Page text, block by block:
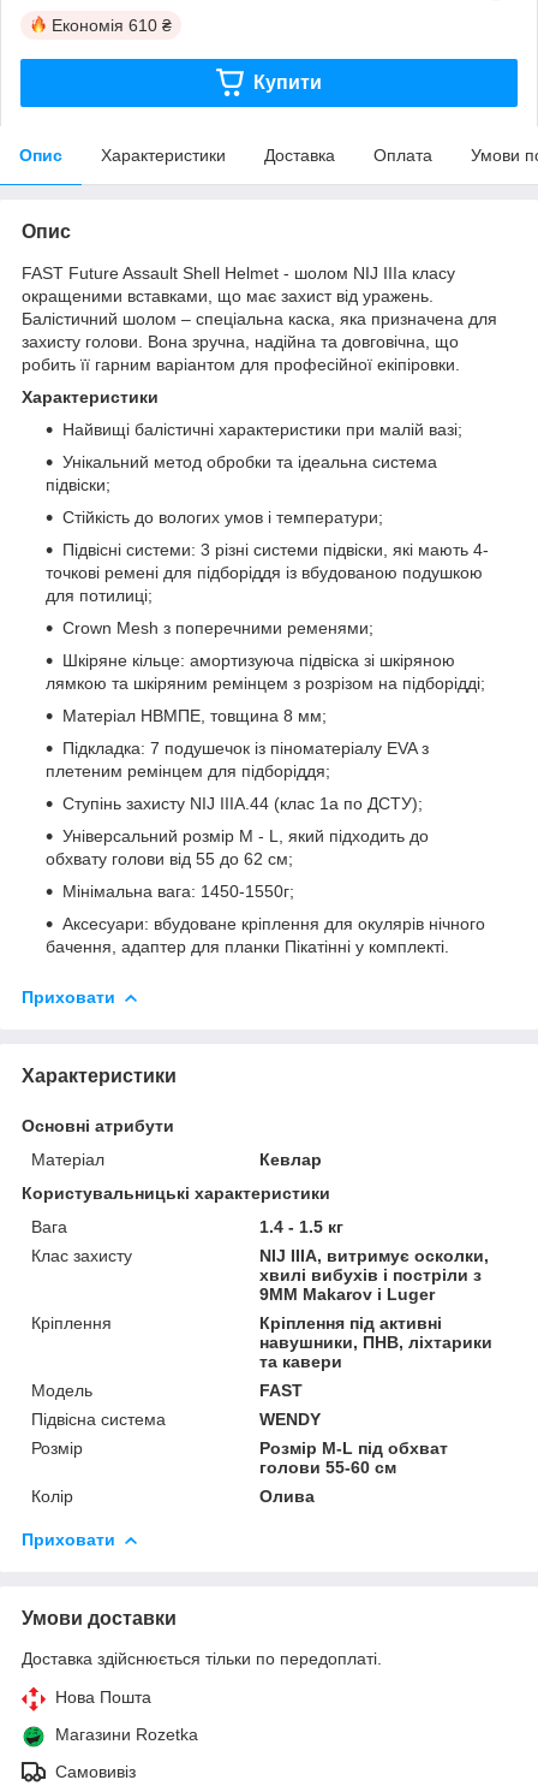
Економія 610 ₴
Купити
Опис Характеристики Доставка Оплата Умови
Опис
FAST Future Assault Shell Helmet - шолом NIJ IIIa класу
окращеними вставками, що має захист від уражень.
Балістичний шолом – спеціальна каска, яка призначена для
захисту голови. Вона зручна, надійна та довговічна, що
робить її гарним варіантом для професійної екіпіровки.
Характеристики
Найвищі балістичні характеристики при малій вазі;
Унікальний метод обробки та ідеальна система
підвіски;
Стійкість до вологих умов і температури;
Підвісні системи: 3 різні системи підвіски, які мають 4-
точкові ремені для підборіддя із вбудованою подушкою
для потилиці;
Crown Mesh з поперечними ременями;
Шкіряне кільце: амортизуюча підвіска зі шкіряною
лямкою та шкіряним ремінцем з розрізом на підборідді;
Матеріал НВМПЕ, товщина 8 мм;
Підкладка: 7 подушечок із піноматеріалу EVA з
плетеним ремінцем для підборіддя;
Ступінь захисту NIJ IIIA.44 (клас 1а по ДСТУ);
Універсальний розмір M - L, який підходить до
обхвату голови від 55 до 62 см;
Мінімальна вага: 1450-1550г;
Аксесуари: вбудоване кріплення для окулярів нічного
бачення, адаптер для планки Пікатінні у комплекті.
Приховати
Характеристики
Основні атрибути
Матеріал
Кевлар
Користувальницькі характеристики
Вага
1.4 - 1.5 кг
Клас захисту
NIJ IIIA, витримує осколки,
хвилі вибухів і постріли з
9MM Makarov і Luger
Кріплення
Кріплення під активні
навушники, ПНВ, ліхтарики
та кавери
Мoдель
FAST
Підвісна система
WENDY
Розмір
Розмір M-L під обхват
голови 55-60 см
Колір
Олива
Приховати
Умови доставки
Доставка здійснюється тільки по передоплаті.
Нова Пошта
Магазини Rozetka
Самовивіз